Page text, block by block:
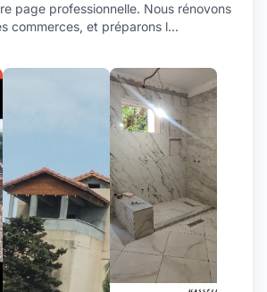
page professionnelle. Nous rénovons
commerces, et préparons l...